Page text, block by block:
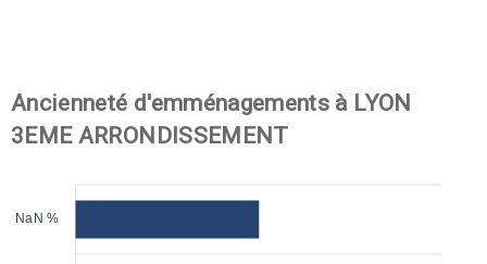
Ancienneté d'emménagements à LYON
3EME ARRONDISSEMENT
NaN %